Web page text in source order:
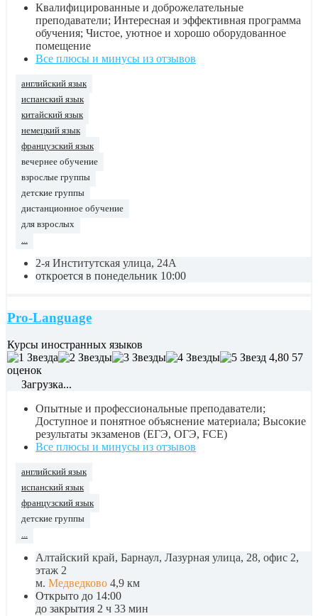
Квалифицированные и доброжелательные
преподаватели; Интересная и эффективная программа
обучения; Чистое, уютное и хорошо оборудованное
помещение
Все плюсы и минусы из отзывов
английский язык
испанский язык
китайский язык
немецкий язык
французский язык
вечернее обучение
взрослые группы
детские группы
дистанционное обучение
для взрослых
2-я Институтская улица, 24А
откроется в понедельник 10:00
Pro-Language
Курсы иностранных языков
4,80 57
оценок
Загрузка...
Опытные и профессиональные преподаватели;
Доступное и понятное объяснение материала; Высокие
результаты экзаменов (ЕГЭ, ОГЭ, FCE)
Все плюсы и минусы из отзывов
английский язык
испанский язык
французский язык
детские группы
...
Алтайский край, Барнаул, Лазурная улица, 28, офис 2,
этаж 2
м. Медведково 4,9 км
Открыто до 14:00
до закрытия 2 ч 33 мин